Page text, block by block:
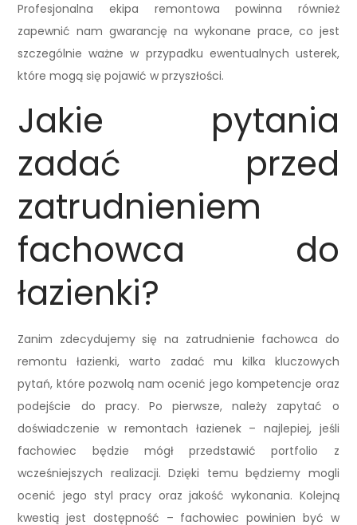
Profesjonalna ekipa remontowa powinna również
zapewnić nam gwarancję na wykonane prace, co jest
szczególnie ważne w przypadku ewentualnych usterek,
które mogą się pojawić w przyszłości.
Jakie pytania
zadać przed
zatrudnieniem
fachowca do
łazienki?
Zanim zdecydujemy się na zatrudnienie fachowca do
remontu łazienki, warto zadać mu kilka kluczowych
pytań, które pozwolą nam ocenić jego kompetencje oraz
podejście do pracy. Po pierwsze, należy zapytać o
doświadczenie w remontach łazienek – najlepiej, jeśli
fachowiec będzie mógł przedstawić portfolio z
wcześniejszych realizacji. Dzięki temu będziemy mogli
ocenić jego styl pracy oraz jakość wykonania. Kolejną
kwestią jest dostępność – fachowiec powinien być w